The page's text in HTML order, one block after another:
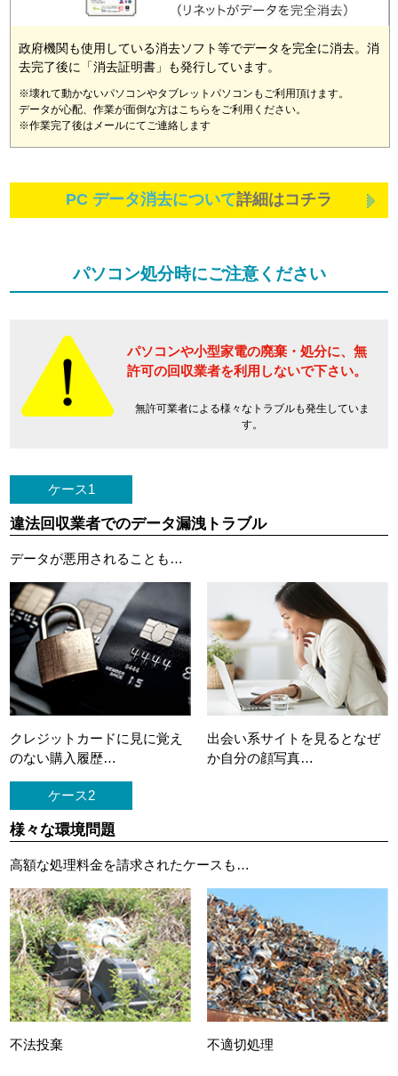
政府機関も使用している消去ソフト等でデータを完全に消去。消
去完了後に「消去証明書」も発行しています。
※壊れて動かないパソコンやタブレットパソコンもご利用頂けます。
データが心配、作業が面倒な方はこちらをご利用ください。
※作業完了後はメールにてご連絡します
PC データ消去について詳細はコチラ
パソコン処分時にご注意ください
パソコンや小型家電の廃棄・処分に、 無
許可の回収業者を利用しないで下さい。
無許可業者による様々なトラブルも発生していま
す。
ケース1
違法回収業者でのデータ漏洩トラブル
データが悪用されることも…
クレジットカードに 見に覚え
のない購入履歴…
出会い系サイトを見ると なぜ
か自分の顔写真…
ケース2
様々な環境問題
高額な処理料金を請求されたケースも…
不法投棄 不適切処理